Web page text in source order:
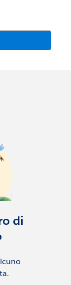
Osaka」
参加ください
di